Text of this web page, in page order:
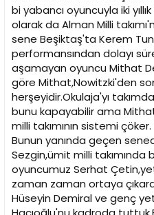
bi yabancı oyuncuyla iki
olarak da Alman Milli
sene Beşiktaş'ta Kerem
performansından dolayı
aşamayan oyuncu Mithat
göre Mithat,Nowitzki'den
herşeyidir.Okulaja'yı
bunu kapayabilir ama
milli takımının sistemi çöker.
Bunun yanında geçen
Sezgin,ümit milli
oyuncumuz Serhat
zaman zaman ortaya
Hüseyin Demiral ve genç